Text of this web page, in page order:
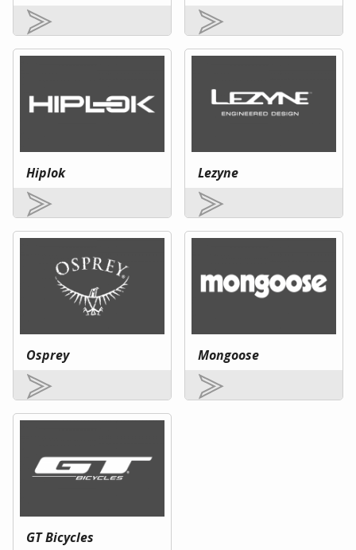
Hiplok Lezyne
Osprey Mongoose
GT Bicycles